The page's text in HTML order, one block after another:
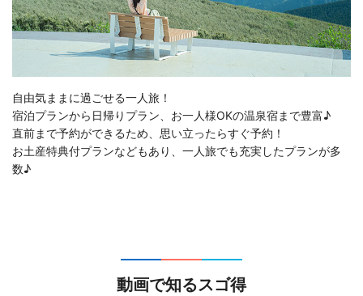
自由気ままに過ごせる一人旅！
宿泊プランから日帰りプラン、お一人様OKの温泉宿まで豊富♪
直前まで予約ができるため、思い立ったらすぐ予約！
お土産特典付プランなどもあり、一人旅でも充実したプランが多
数♪
動画で知るスゴ得